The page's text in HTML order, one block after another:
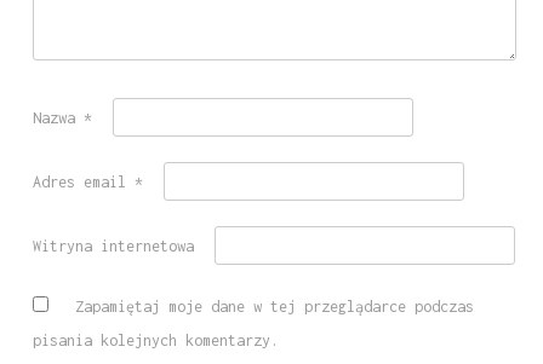
Nazwa *
Adres email *
Witryna internetowa
Zapamiętaj moje dane w tej przeglądarce podczas
pisania kolejnych komentarzy.